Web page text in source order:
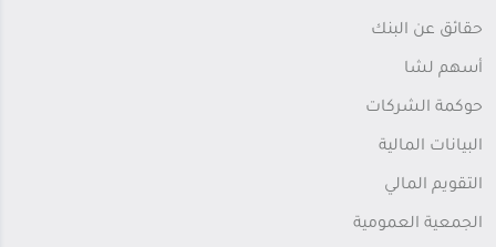
حقائق عن البنك
أسهم لشا
حوكمة الشركات
البيانات المالية
التقويم المالي
الجمعية العمومية